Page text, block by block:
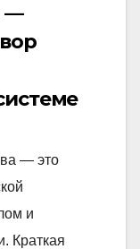
—
— это
и
Краткая